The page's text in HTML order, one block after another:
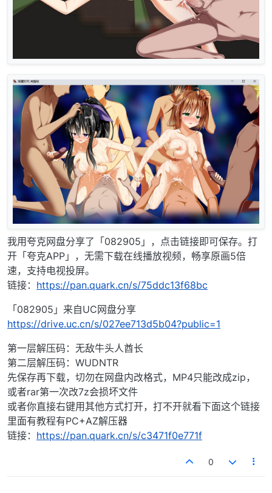
我用夸克网盘分享了「082905」，点击链接即可保存。打
开「夸克APP」，无需下载在线播放视频，畅享原画5倍
速，支持电视投屏。
链接： https://pan.quark.cn/s/75ddc13f68bc
「082905」来自UC网盘分享
https://drive.uc.cn/s/027ee713d5b04?public=1
第一层解压码：无敌牛头人酋长
第二层解压码：WUDNTR
先保存再下载，切勿在网盘内改格式，MP4只能改成zip，
或者rar第一次改7z会损坏文件
或者你直接右键用其他方式打开，打不开就看下面这个链接
里面有教程有PC+AZ解压器
链接： https://pan.quark.cn/s/c3471f0e771f
0